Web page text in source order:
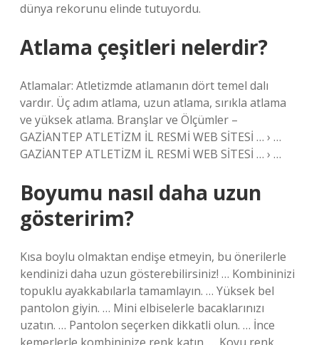
dünya rekorunu elinde tutuyordu.
Atlama çeşitleri nelerdir?
Atlamalar: Atletizmde atlamanın dört temel dalı
vardır. Üç adım atlama, uzun atlama, sırıkla atlama
ve yüksek atlama. Branşlar ve Ölçümler –
GAZİANTEP ATLETİZM İL RESMİ WEB SİTESİ … › …
GAZİANTEP ATLETİZM İL RESMİ WEB SİTESİ … › …
Boyumu nasıl daha uzun
gösteririm?
Kısa boylu olmaktan endişe etmeyin, bu önerilerle
kendinizi daha uzun gösterebilirsiniz! … Kombininizi
topuklu ayakkabılarla tamamlayın. … Yüksek bel
pantolon giyin. … Mini elbiselerle bacaklarınızı
uzatın. … Pantolon seçerken dikkatli olun. … İnce